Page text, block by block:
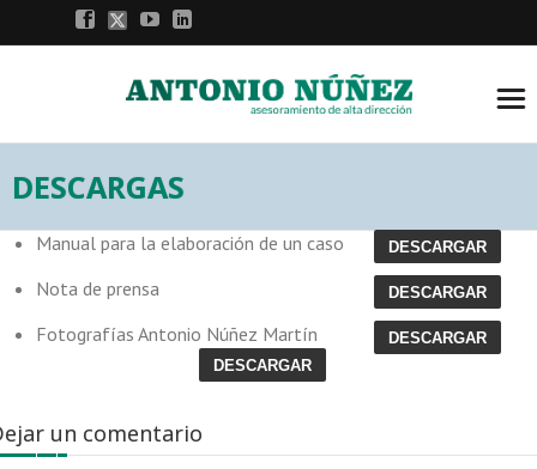
DESCARGAS
Manual para la elaboración de un caso DESCARGAR
Nota de prensa DESCARGAR
Fotografías Antonio Núñez Martín
DESCARGAR
DESCARGAR
un comentario